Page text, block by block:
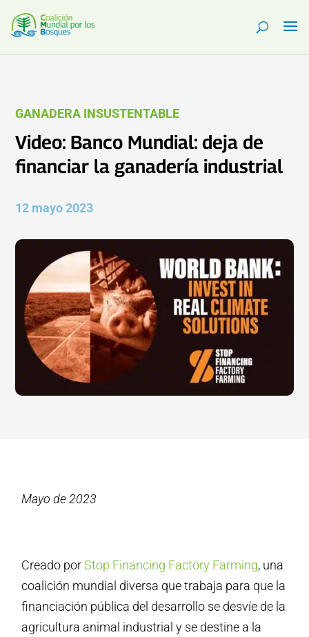
GANADERA INSUSTENTABLE
Video: Banco Mundial: deja de
financiar la ganadería industrial
12 mayo 2023
Mayo de 2023
Creado porStop Financing Factory Farming, una
coalición mundial diversa que trabaja para que la
financiación pública del desarrollo se desvíe de la
agricultura animal industrial y se destine a la